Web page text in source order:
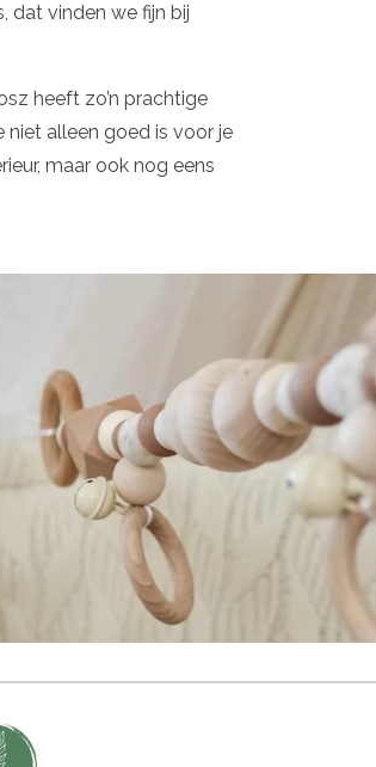
dat vinden we fijn bij
heeft zo’n prachtige
niet alleen goed is voor je
maar ook nog eens